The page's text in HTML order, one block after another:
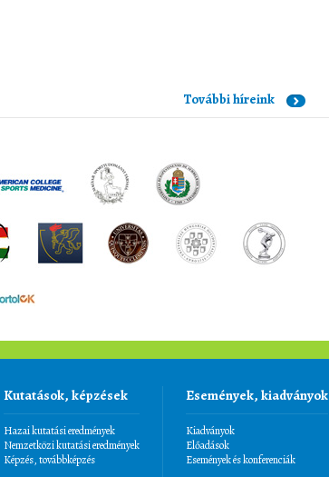
További híreink
Kutatások, képzések
Hazai kutatási eredmények
Nemzetközi kutatási eredmények
Képzés, továbbképzés
Események, kiadványok
Kiadványok
Előadások
Események és konferenciák